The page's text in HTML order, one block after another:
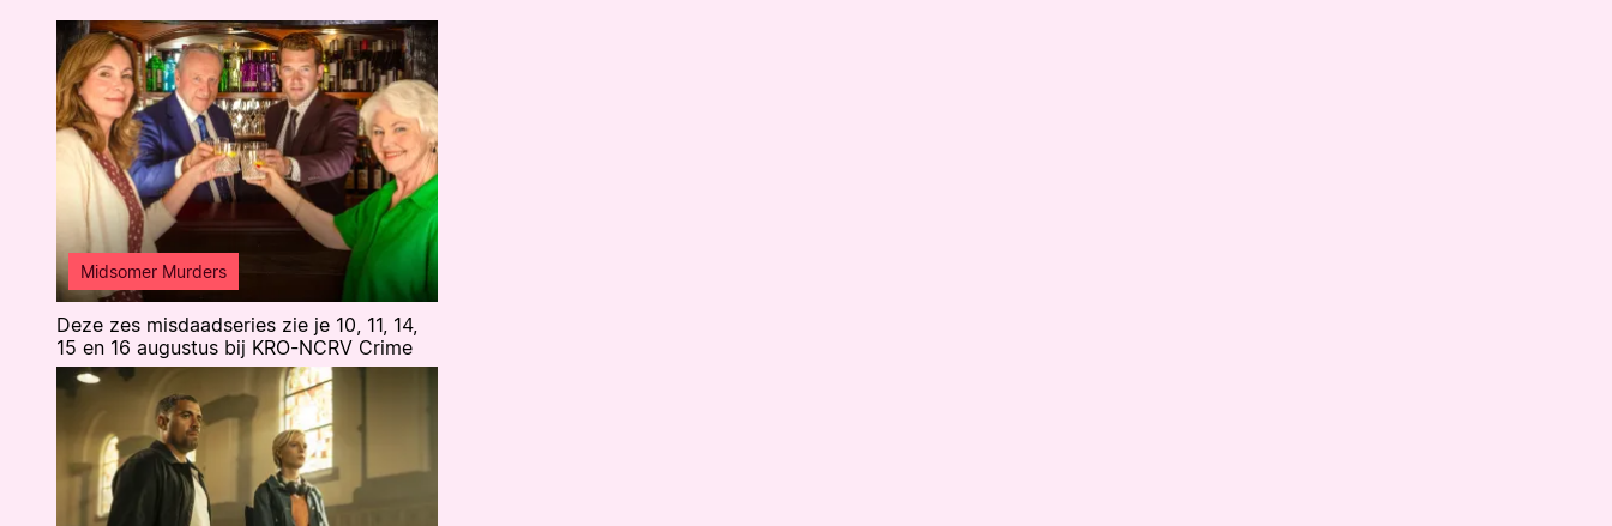
Midsomer Murders
Deze zes misdaadseries zie je 10, 11, 14,
15 en 16 augustus bij KRO-NCRV Crime